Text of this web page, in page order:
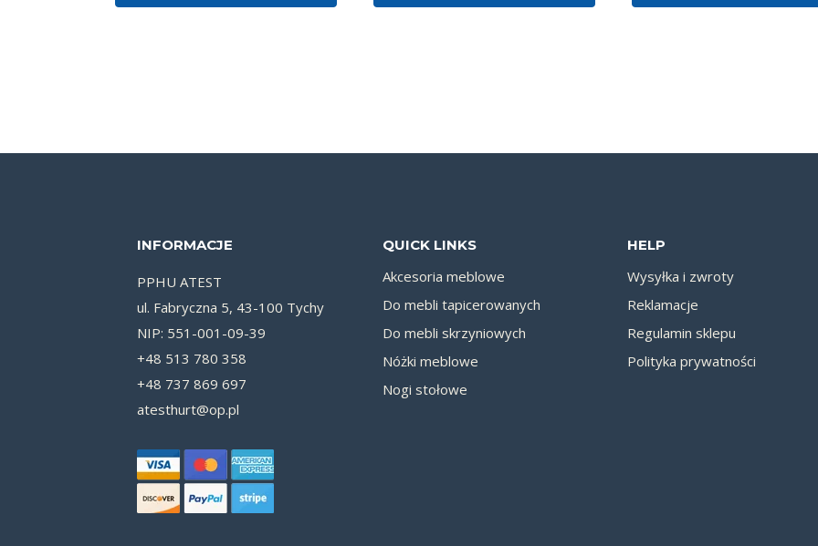
INFORMACJE
PPHU ATEST
ul. Fabryczna 5, 43-100 Tychy
NIP: 551-001-09-39
+48 513 780 358
+48 737 869 697
atesthurt@op.pl
QUICK LINKS
Akcesoria meblowe
Do mebli tapicerowanych
Do mebli skrzyniowych
Nóżki meblowe
Nogi stołowe
HELP
Wysyłka i zwroty
Reklamacje
Regulamin sklepu
Polityka prywatności